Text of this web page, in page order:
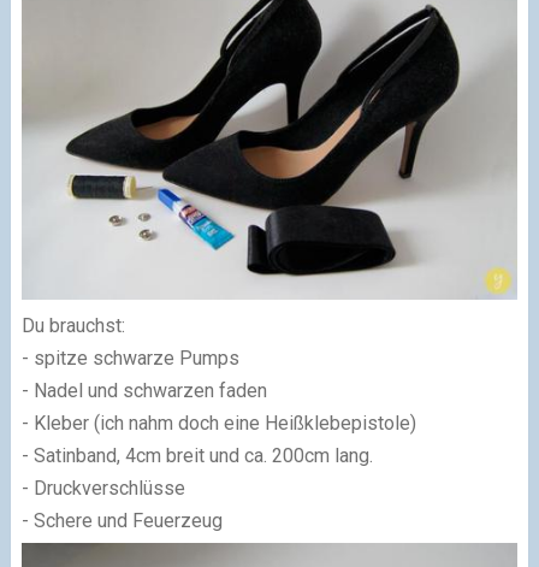
Du brauchst:
- spitze schwarze Pumps
- Nadel und schwarzen faden
- Kleber (ich nahm doch eine Heißklebepistole)
- Satinband, 4cm breit und ca. 200cm lang.
- Druckverschlüsse
- Schere und Feuerzeug